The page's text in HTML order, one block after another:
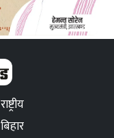
राष्ट्रीय
बिहार